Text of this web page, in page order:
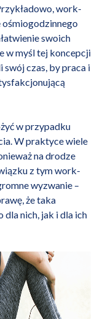
work-
swoich
w myśl tej koncepcji
czas, by praca i
w przypadku
W praktyce wiele
na drodze
z tym work-
wyzwanie –
że taka
nich, jak i dla ich